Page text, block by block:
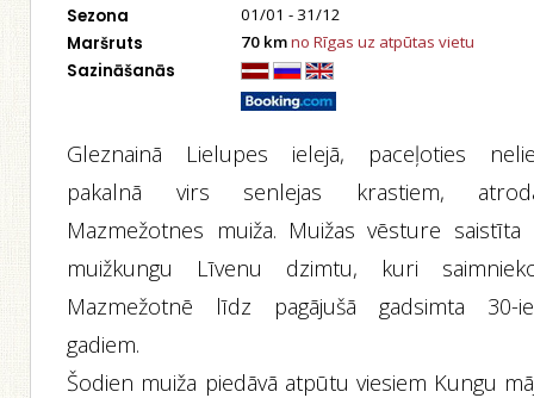
Sezona 01/01 - 31/12
Maršruts 70 kmno Rīgas uz atpūtas vietu
Sazināšanās
Gleznainā Lielupes ielejā, paceļoties
pakalnā virs senlejas krastiem,
Mazmežotnes muiža. Muižas vēsture saistīta
muižkungu Līvenu dzimtu, kuri
Mazmežotnē līdz pagājušā gadsimta 30-
gadiem.
Šodien muiža piedāvā atpūtu viesiem Kungu